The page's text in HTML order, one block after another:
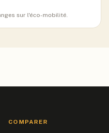
sur l'éco-mobilité.
COMPARER